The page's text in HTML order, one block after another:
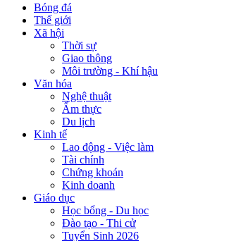
Bóng đá
Thế giới
Xã hội
Thời sự
Giao thông
Môi trường - Khí hậu
Văn hóa
Nghệ thuật
Ẩm thực
Du lịch
Kinh tế
Lao động - Việc làm
Tài chính
Chứng khoán
Kinh doanh
Giáo dục
Học bổng - Du học
Đào tạo - Thi cử
Tuyển Sinh 2026